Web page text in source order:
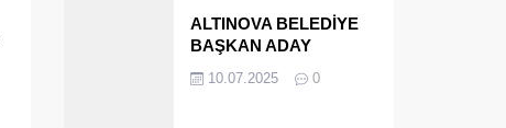
ALTINOVA BELEDİYE
BAŞKAN ADAY
MÜEBBET ALDI FİRAR
10.07.2025 0